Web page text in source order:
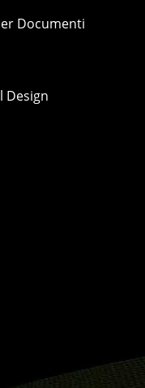
Documenti
Design